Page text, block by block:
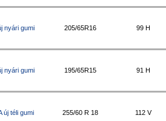
nyári gumi 205/65R16 99 H
nyári gumi 195/65R15 91 H
új téli gumi 255/60 R 18 112 V